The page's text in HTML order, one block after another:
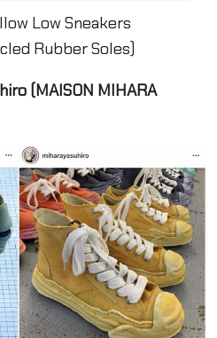
Low Sneakers
Rubber Soles)
(MAISON MIHARA